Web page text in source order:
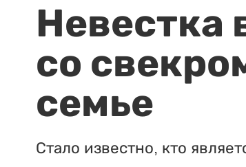
Невестка
со
семье
Стало известно, кто